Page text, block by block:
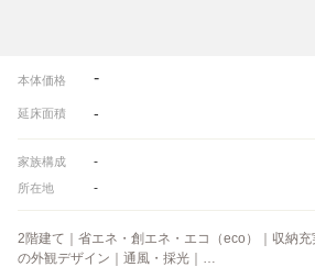
本体価格 -
延床面積 -
家族構成 -
所在地 -
2階建て｜省エネ・創エネ・エコ（eco）｜収納
の外観デザイン｜通風・採光｜…